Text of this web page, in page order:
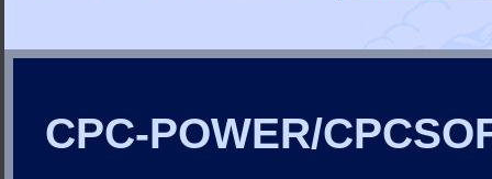
CPC-POWER/